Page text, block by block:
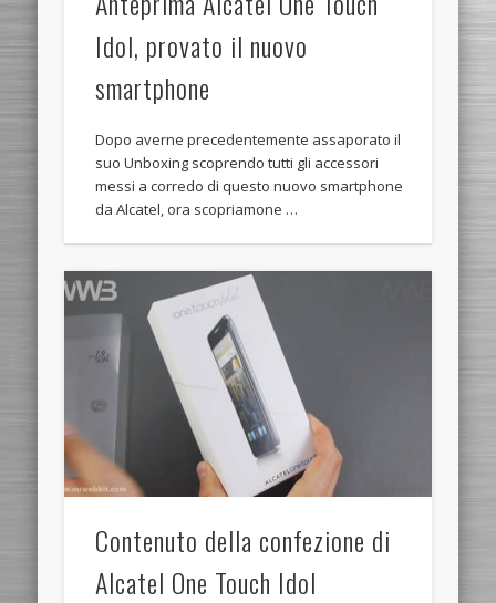
Idol, provato il nuovo
smartphone
Dopo averne precedentemente assaporato il
suo Unboxing scoprendo tutti gli accessori
messi a corredo di questo nuovo smartphone
da Alcatel, ora scopriamone …
Contenuto della confezione di
Alcatel One Touch Idol